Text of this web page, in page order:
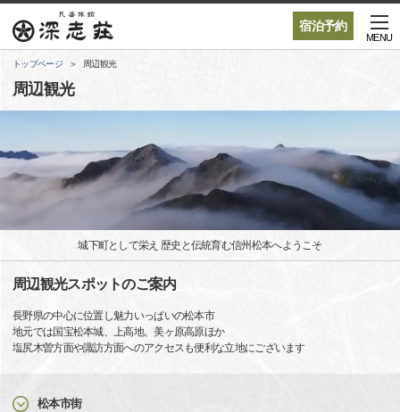
宿泊予約
MENU
トップページ 周辺観光
周辺観光
城下町として栄え 歴史と伝統育む信州松本へようこそ
周辺観光スポットのご案内
長野県の中心に位置し魅力いっぱいの松本市
地元では国宝松本城、上高地、美ヶ原高原ほか
塩尻木曽方面や諏訪方面へのアクセスも便利な立地にございます
松本市街